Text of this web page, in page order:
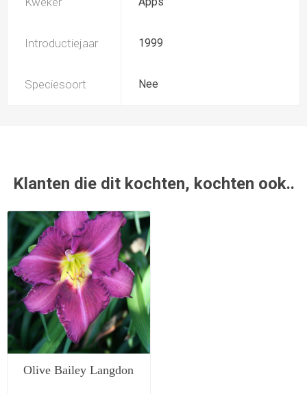
Introductiejaar 1999
Speciesoort Nee
Klanten die dit kochten, kochten ook..
Olive Bailey Langdon